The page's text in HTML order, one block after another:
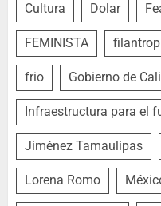
Cultura Dolar
FEMINISTA
frio Gobierno de
Infraestructura para el
Jiménez Tamaulipas
Lorena Romo